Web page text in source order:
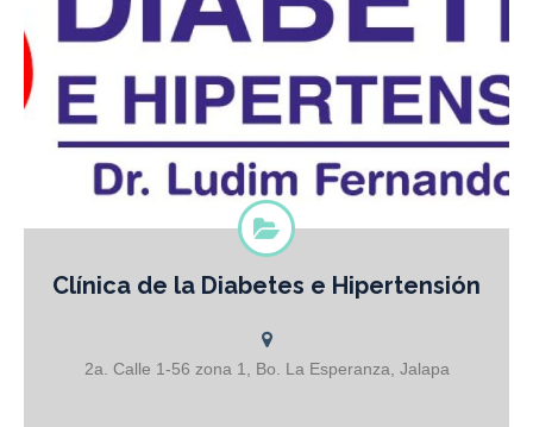
Dr. Ludim Fernando Ruíz
Clínica de la Diabetes e Hipertensión
2a. Calle 1-56 zona 1, Bo. La Esperanza, Jalapa